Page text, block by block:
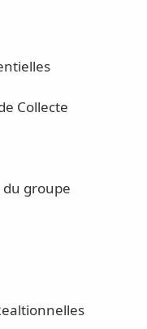
Collecte
groupe